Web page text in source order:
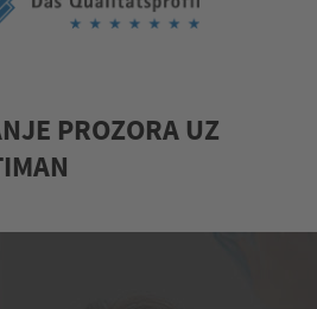
PROZORA UZ